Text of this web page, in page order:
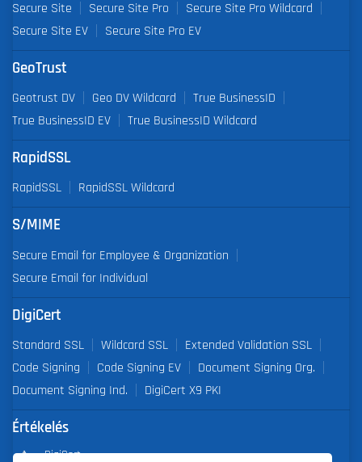
Secure Site Secure Site Pro
Secure Site Pro Wildcard
Secure Site EV
Secure Site Pro EV
GeoTrust
Geotrust DV Geo DV Wildcard
True BusinessID
True BusinessID EV
True BusinessID Wildcard
RapidSSL
RapidSSL RapidSSL Wildcard
S/MIME
Secure Email for Employee & Organization
Secure Email for Individual
DigiCert
Standard SSL Wildcard SSL
Extended Validation SSL
Code Signing
Code Signing EV
Document Signing Org.
Document Signing Ind.
DigiCert X9 PKI
Értékelés
DigiCert